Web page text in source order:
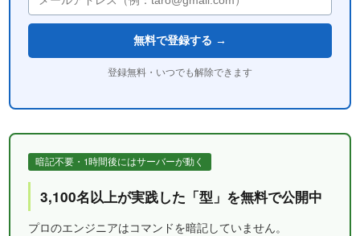
無料で登録する →
登録無料・いつでも解除できます
暗記不要・1時間後にはサーバーが動く
3,100名以上が実践した「型」を無料で公開中
プロのエンジニアはコマンドを暗記していません。